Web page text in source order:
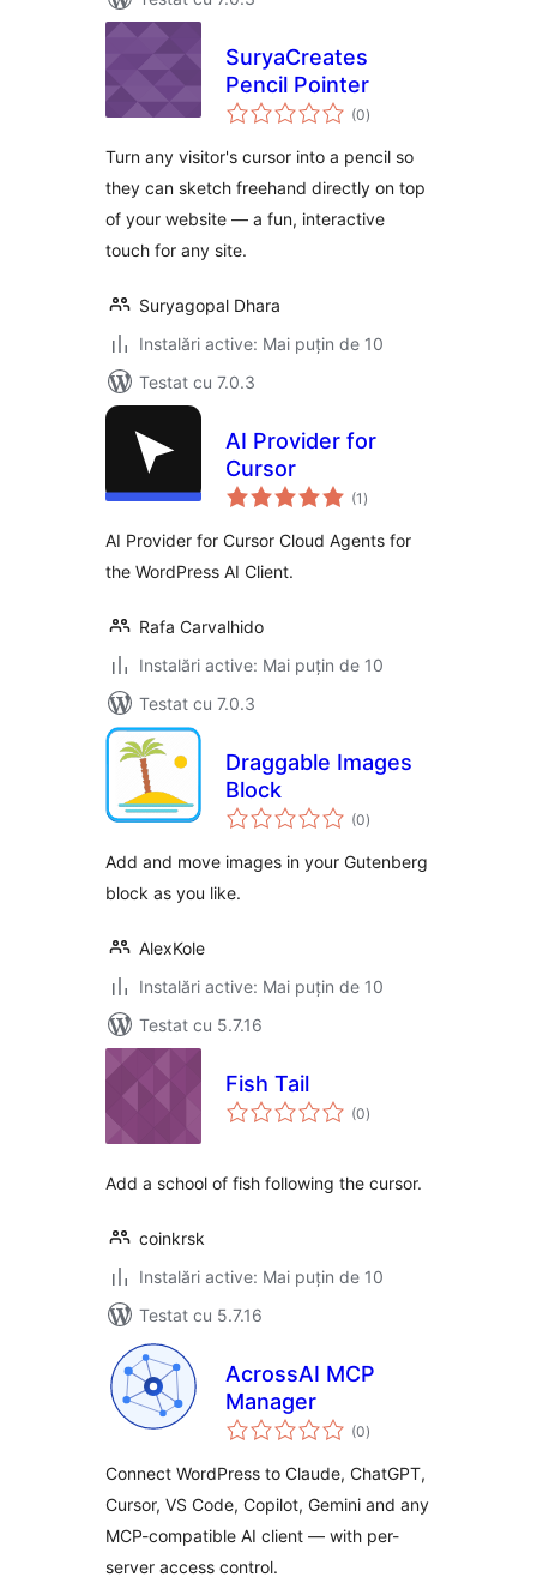
SuryaCreates
Pencil Pointer
(0total
aprecieri
)
Turn any visitor's cursor into a pencil so
they can sketch freehand directly on top
of your website — a fun, interactive
touch for any site.
Suryagopal Dhara
Instalări active: Mai puțin de 10
Testat cu 7.0.3
AI Provider for
Cursor
(1 total
aprecieri
)
AI Provider for Cursor Cloud Agents for
the WordPress AI Client.
Rafa Carvalhido
Instalări active: Mai puțin de 10
Testat cu 7.0.3
Draggable Images
Block
(0total
aprecieri
)
Add and move images in your Gutenberg
block as you like.
AlexKole
Instalări active: Mai puțin de 10
Testat cu 5.7.16
Fish Tail
(0total
aprecieri
)
Add a school of fish following the cursor.
coinkrsk
Instalări active: Mai puțin de 10
Testat cu 5.7.16
AcrossAI MCP
Manager
(0total
aprecieri
)
Connect WordPress to Claude, ChatGPT,
Cursor, VS Code, Copilot, Gemini and any
MCP-compatible AI client — with per-
server access control.